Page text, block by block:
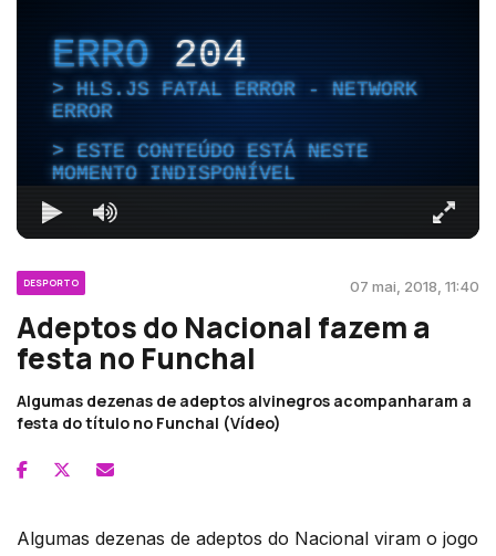
ERRO204
HLS.JS FATAL ERROR - NETWORK
ERROR
ESTE CONTEÚDO ESTÁ NESTE
MOMENTO INDISPONÍVEL
DESPORTO 07 mai, 2018, 11:40
Adeptos do Nacional fazem a
festa no Funchal
Algumas dezenas de adeptos alvinegros acompanharam a
festa do título no Funchal (Vídeo)
Algumas dezenas de adeptos do Nacional viram o jogo